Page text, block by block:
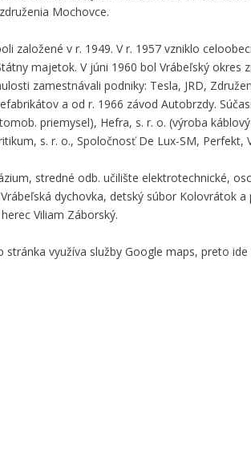
Mochovce.
založené v r. 1949. V r. 1957 vzniklo
majetok. V júni 1960 bol Vrábeľský okres
zamestnávali podniky: Tesla, JRD,
a od r. 1966 závod Autobrzdy.
priemysel), Hefra, s. r. o. (výroba
s. r. o., Spoločnosť De Lux-SM, Perfekt,
stredné odb. učilište elektrotechnické,
dychovka, detský súbor Kolovrátok
Viliam Záborský.
využíva služby Google maps, preto